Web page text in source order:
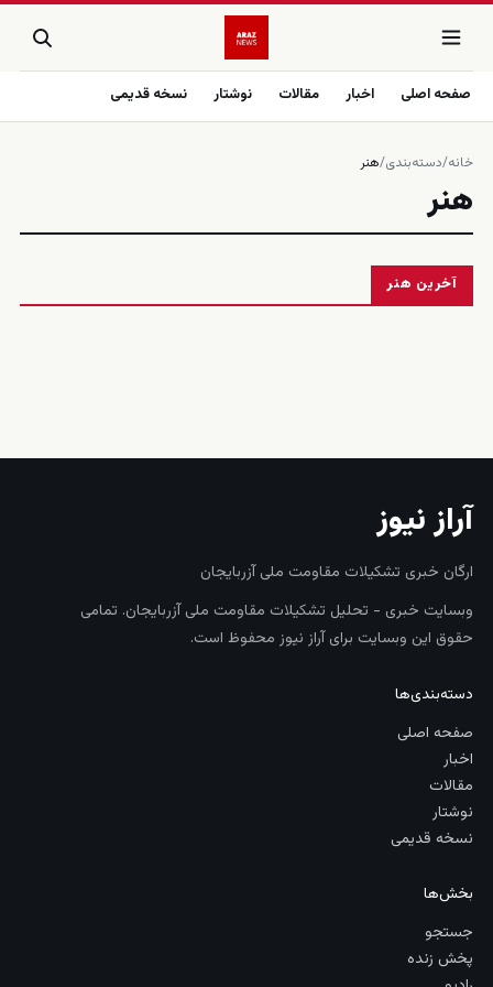
صفحه اصلی اخبار مقالات نوشتار نسخه قدیمی
خانه/دسته‌بندی/هنر
هنر
آخرین هنر
آراز نیوز
ارگان خبری تشکیلات مقاومت ملی آزربایجان
وبسایت خبری - تحلیل تشکیلات مقاومت ملی آزربایجان. تمامی
حقوق این وبسایت برای آراز نیوز محفوظ است.
دسته‌بندی‌ها
صفحه اصلی
اخبار
مقالات
نوشتار
نسخه قدیمی
بخش‌ها
جستجو
پخش زنده